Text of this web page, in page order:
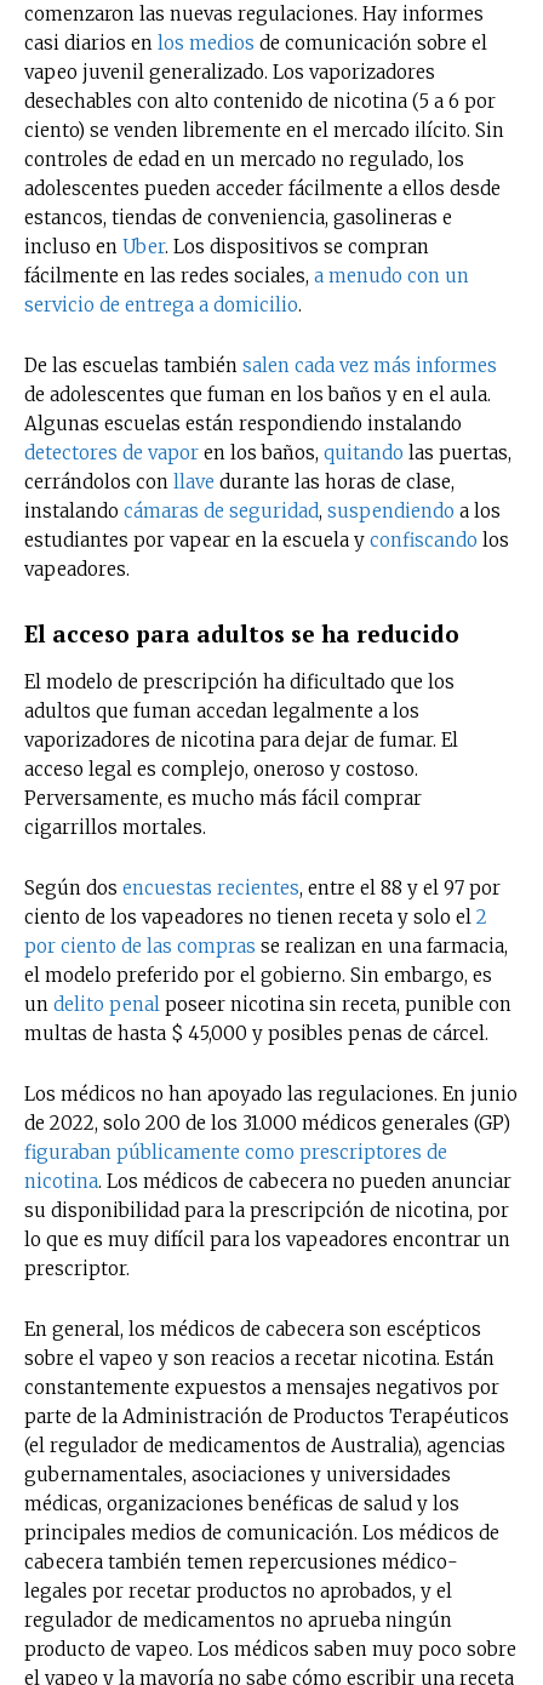
comenzaron las nuevas regulaciones. Hay informes
casi diarios en los medios de comunicación sobre el
vapeo juvenil generalizado. Los vaporizadores
desechables con alto contenido de nicotina (5 a 6 por
ciento) se venden libremente en el mercado ilícito. Sin
controles de edad en un mercado no regulado, los
adolescentes pueden acceder fácilmente a ellos desde
estancos, tiendas de conveniencia, gasolineras e
incluso en Uber. Los dispositivos se compran
fácilmente en las redes sociales, a menudo con un
servicio de entrega a domicilio.
De las escuelas también salen cada vez más informes
de adolescentes que fuman en los baños y en el aula.
Algunas escuelas están respondiendo instalando
detectores de vapor en los baños, quitando las puertas,
cerrándolos con llave durante las horas de clase,
instalando cámaras de seguridad, suspendiendo a los
estudiantes por vapear en la escuela y confiscando los
vapeadores.
El acceso para adultos se ha reducido
El modelo de prescripción ha dificultado que los
adultos que fuman accedan legalmente a los
vaporizadores de nicotina para dejar de fumar. El
acceso legal es complejo, oneroso y costoso.
Perversamente, es mucho más fácil comprar
cigarrillos mortales.
Según dos encuestas recientes, entre el 88 y el 97 por
ciento de los vapeadores no tienen receta y solo el 2
por ciento de las compras se realizan en una farmacia,
el modelo preferido por el gobierno. Sin embargo, es
un delito penal poseer nicotina sin receta, punible con
multas de hasta $ 45,000 y posibles penas de cárcel.
Los médicos no han apoyado las regulaciones. En junio
de 2022, solo 200 de los 31.000 médicos generales (GP)
figuraban públicamente como prescriptores de
nicotina. Los médicos de cabecera no pueden anunciar
su disponibilidad para la prescripción de nicotina, por
lo que es muy difícil para los vapeadores encontrar un
prescriptor.
En general, los médicos de cabecera son escépticos
sobre el vapeo y son reacios a recetar nicotina. Están
constantemente expuestos a mensajes negativos por
parte de la Administración de Productos Terapéuticos
(el regulador de medicamentos de Australia), agencias
gubernamentales, asociaciones y universidades
médicas, organizaciones benéficas de salud y los
principales medios de comunicación. Los médicos de
cabecera también temen repercusiones médico-
legales por recetar productos no aprobados, y el
regulador de medicamentos no aprueba ningún
producto de vapeo. Los médicos saben muy poco sobre
el vapeo y la mayoría no sabe cómo escribir una receta